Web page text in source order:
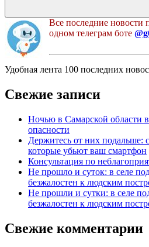
Все последние новости
одном телеграм боте
Удобная лента 100 последних
Свежие записи
Ночью в Самарской области
опасности
Держитесь от них подальше:
которые убьют ваш смартфон
Консультация по
Не прошло и суток: в селе
безжалостен к людским
Не прошли и сутки: в селе
безжалостен к людским
Свежие комментарии